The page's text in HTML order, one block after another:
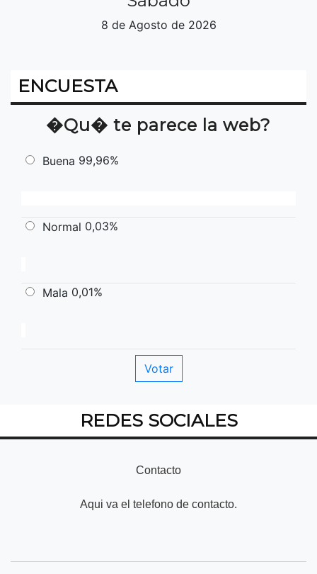
8 de Agosto de 2026
ENCUESTA
�Qu� te parece la web?
Buena 99,96%
Normal 0,03%
Mala 0,01%
REDES SOCIALES
Contacto
Aqui va el telefono de contacto.